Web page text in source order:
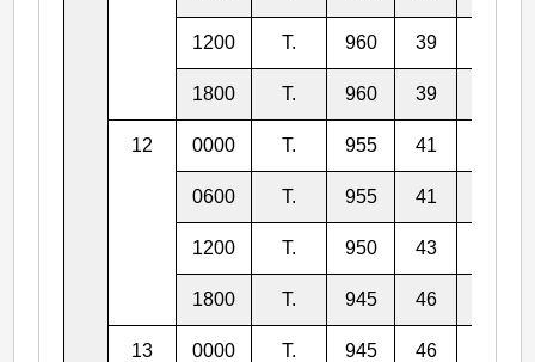
1200 T. 960 39
1800 T. 960 39
12 0000 T. 955 41
0600 T. 955 41
1200 T. 950 43
1800 T. 945 46
13 0000 T. 945 46